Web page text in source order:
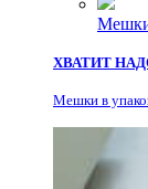
Мешки
ХВАТИТ
Мешки в